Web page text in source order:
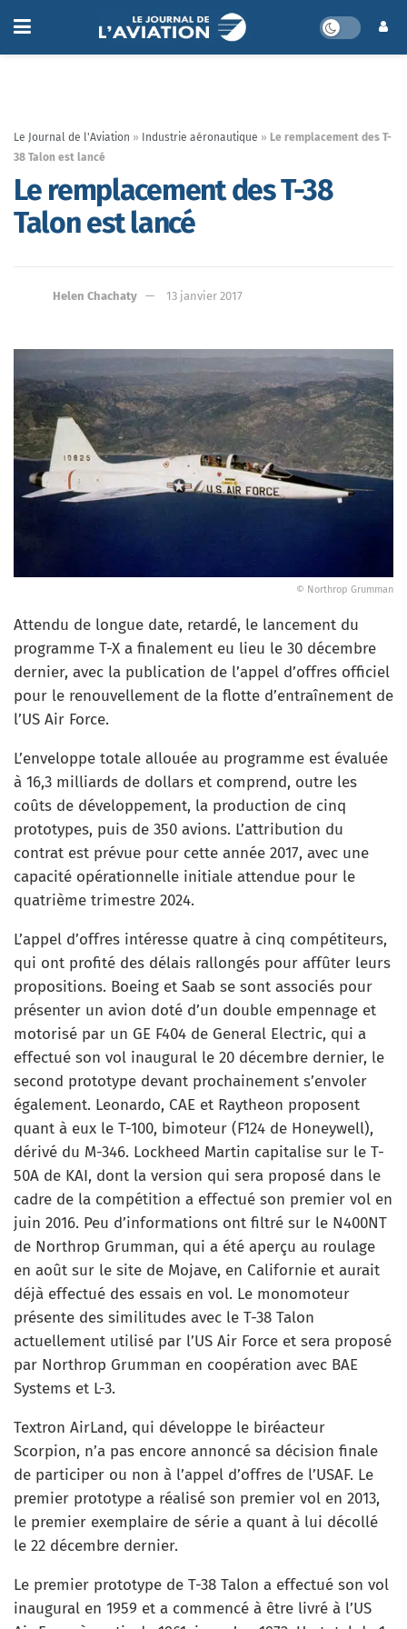
Le Journal de l'Aviation » Industrie aéronautique » Le remplacement des T-
38 Talon est lancé
Le remplacement des T-38
Talon est lancé
Helen Chachaty 13 janvier 2017
© Northrop Grumman
Attendu de longue date, retardé, le lancement du
programme T-X a finalement eu lieu le 30 décembre
dernier, avec la publication de l’appel d’offres officiel
pour le renouvellement de la flotte d’entraînement de
l’US Air Force.
L’enveloppe totale allouée au programme est évaluée
à 16,3 milliards de dollars et comprend, outre les
coûts de développement, la production de cinq
prototypes, puis de 350 avions. L’attribution du
contrat est prévue pour cette année 2017, avec une
capacité opérationnelle initiale attendue pour le
quatrième trimestre 2024.
L’appel d’offres intéresse quatre à cinq compétiteurs,
qui ont profité des délais rallongés pour affûter leurs
propositions. Boeing et Saab se sont associés pour
présenter un avion doté d’un double empennage et
motorisé par un GE F404 de General Electric, qui a
effectué son vol inaugural le 20 décembre dernier, le
second prototype devant prochainement s’envoler
également. Leonardo, CAE et Raytheon proposent
quant à eux le T-100, bimoteur (F124 de Honeywell),
dérivé du M-346. Lockheed Martin capitalise sur le T-
50A de KAI, dont la version qui sera proposé dans le
cadre de la compétition a effectué son premier vol en
juin 2016. Peu d’informations ont filtré sur le N400NT
de Northrop Grumman, qui a été aperçu au roulage
en août sur le site de Mojave, en Californie et aurait
déjà effectué des essais en vol. Le monomoteur
présente des similitudes avec le T-38 Talon
actuellement utilisé par l’US Air Force et sera proposé
par Northrop Grumman en coopération avec BAE
Systems et L-3.
Textron AirLand, qui développe le biréacteur
Scorpion, n’a pas encore annoncé sa décision finale
de participer ou non à l’appel d’offres de l’USAF. Le
premier prototype a réalisé son premier vol en 2013,
le premier exemplaire de série a quant à lui décollé
le 22 décembre dernier.
Le premier prototype de T-38 Talon a effectué son vol
inaugural en 1959 et a commencé à être livré à l’US